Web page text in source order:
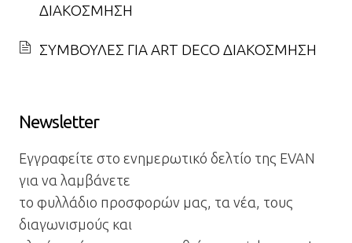
ΔΙΑΚΟΣΜΗΣΗ
ΣΥΜΒΟΥΛΕΣ ΓΙΑ ART DECO ΔΙΑΚΟΣΜΗΣΗ
Newsletter
Εγγραφείτε στο ενημερωτικό δελτίο της EVAN
για να λαμβάνετε
το φυλλάδιο προσφορών μας, τα νέα, τους
διαγωνισμούς και